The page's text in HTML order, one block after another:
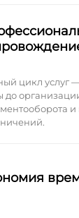
цикл услуг
до